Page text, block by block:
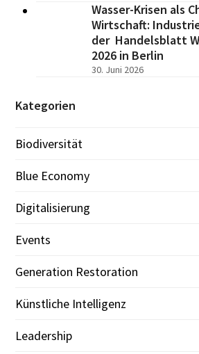
Wasser-Krisen als
Wirtschaft:
der Handelsblatt
2026 in Berlin
30. Juni 2026
Kategorien
Biodiversität
Blue Economy
Digitalisierung
Events
Generation Restoration
Künstliche Intelligenz
Leadership